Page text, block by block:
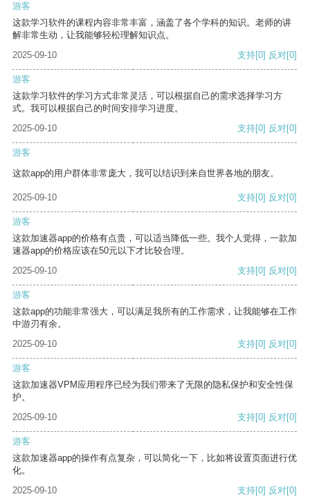
游客
这款学习软件的课程内容非常丰富，涵盖了各个学科的知识。老师的讲
解非常生动，让我能够轻松理解知识点。
2025-09-10
支持[0] 反对[0]
游客
这款学习软件的学习方式非常灵活，可以根据自己的需求选择学习方
式。我可以根据自己的时间安排学习进度。
2025-09-10
支持[0] 反对[0]
游客
这款app的用户群体非常庞大，我可以结识到来自世界各地的朋友。
2025-09-10 支持[0] 反对[0]
游客
这款加速器app的价格有点贵，可以适当降低一些。我个人觉得，一款加
速器app的价格应该在50元以下才比较合理。
2025-09-10
支持[0] 反对[0]
游客
这款app的功能非常强大，可以满足我所有的工作需求，让我能够在工作
中游刃有余。
2025-09-10
支持[0] 反对[0]
游客
这款加速器VPM应用程序已经为我们带来了无限的隐私保护和安全性保
护。
2025-09-10
支持[0] 反对[0]
游客
这款加速器app的操作有点复杂，可以简化一下，比如将设置页面进行优
化。
2025-09-10
支持[0] 反对[0]